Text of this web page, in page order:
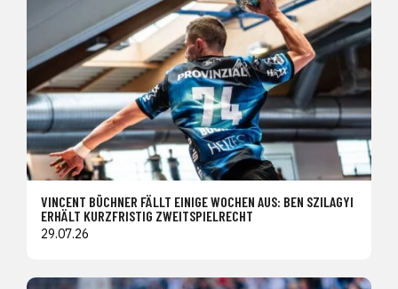
VINCENT BÜCHNER FÄLLT EINIGE WOCHEN AUS: BEN SZILAGYI
ERHÄLT KURZFRISTIG ZWEITSPIELRECHT
29.07.26